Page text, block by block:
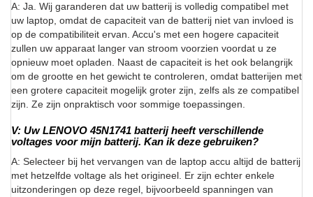
A: Ja. Wij garanderen dat uw batterij is volledig compatibel met
uw laptop, omdat de capaciteit van de batterij niet van invloed is
op de compatibiliteit ervan. Accu's met een hogere capaciteit
zullen uw apparaat langer van stroom voorzien voordat u ze
opnieuw moet opladen. Naast de capaciteit is het ook belangrijk
om de grootte en het gewicht te controleren, omdat batterijen met
een grotere capaciteit mogelijk groter zijn, zelfs als ze compatibel
zijn. Ze zijn onpraktisch voor sommige toepassingen.
V: Uw LENOVO 45N1741 batterij heeft verschillende
voltages voor mijn batterij. Kan ik deze gebruiken?
A: Selecteer bij het vervangen van de laptop accu altijd de batterij
met hetzelfde voltage als het origineel. Er zijn echter enkele
uitzonderingen op deze regel, bijvoorbeeld spanningen van